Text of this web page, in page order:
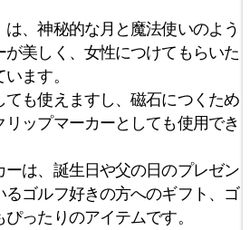
、神秘的な月と魔法使いのよう
が美しく、女性につけてもらいた
ます。
ても使えますし、磁石につくため
ップマーカーとしても使用でき
ーは、誕生日や父の日のプレゼン
るゴルフ好きの方へのギフト、ゴ
ったりのアイテムです。